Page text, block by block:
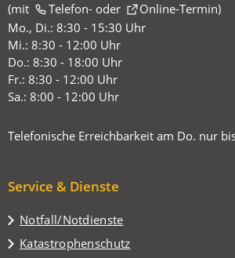
(mit
Telefon-oder Online-Termin
(Öffnet
in
einem
neuen
Tab)
)
Mo., Di.: 8:30 - 15:30 Uhr
Mi.: 8:30 - 12:00 Uhr
Do.: 8:30 - 18:00 Uhr
Fr.: 8:30 - 12:00 Uhr
Sa.: 8:00 - 12:00 Uhr
Telefonische Erreichbarkeit am Do. nur
Service & Dienste
Notfall/Notdienste
Katastrophenschutz